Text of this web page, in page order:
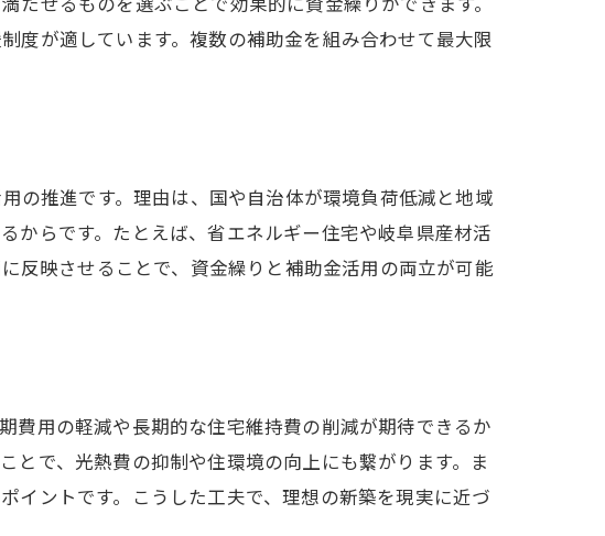
度が適しています。複数の補助金を組み合わせて最大限
の推進です。理由は、国や自治体が環境負荷低減と地域
からです。たとえば、省エネルギー住宅や岐阜県産材活
反映させることで、資金繰りと補助金活用の両立が可能
費用の軽減や長期的な住宅維持費の削減が期待できるか
とで、光熱費の抑制や住環境の向上にも繋がります。ま
イントです。こうした工夫で、理想の新築を現実に近づ